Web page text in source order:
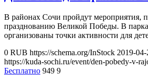
В районах Сочи пройдут мероприятия,
празднованию Великой Победы. В
организованы точки активности для
0 RUB https://schema.org/InStock 2019-
https://kuda-sochi.ru/event/den-pobedy-v-
Бесплатно 949 9